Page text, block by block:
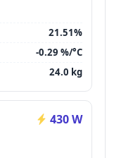
21.51%
-0.29 %/°C
24.0 kg
430 W